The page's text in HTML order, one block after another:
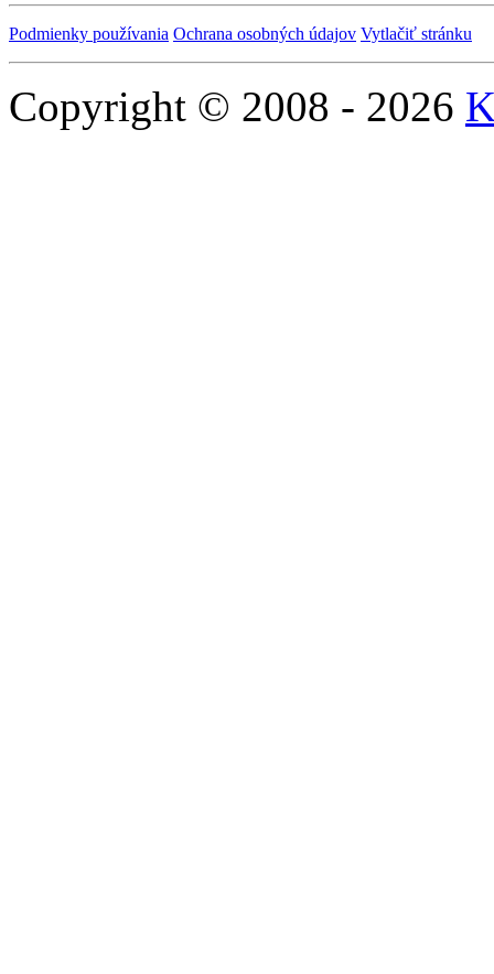
Podmienky používania Ochrana osobných údajov Vytlačiť stránku
Copyright © 2008 - 2026